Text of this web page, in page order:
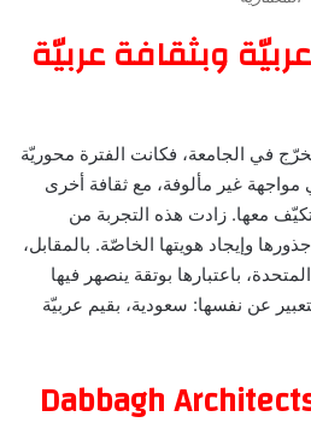
وبثقافة عربيّة
في الجامعة، فكانت الفترة محوريّة
غير مألوفة، مع ثقافة أخرى
معها. زادت هذه التجربة من
وإيجاد هويتها الخاصّة. بالمقابل،
باعتبارها بوتقة ينصهر فيها
عن نفسها: سعودية، بقيم عربيّة